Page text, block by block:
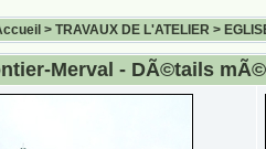
> TRAVAUX DE L'ATELIER >
Merval - DÃ©tails